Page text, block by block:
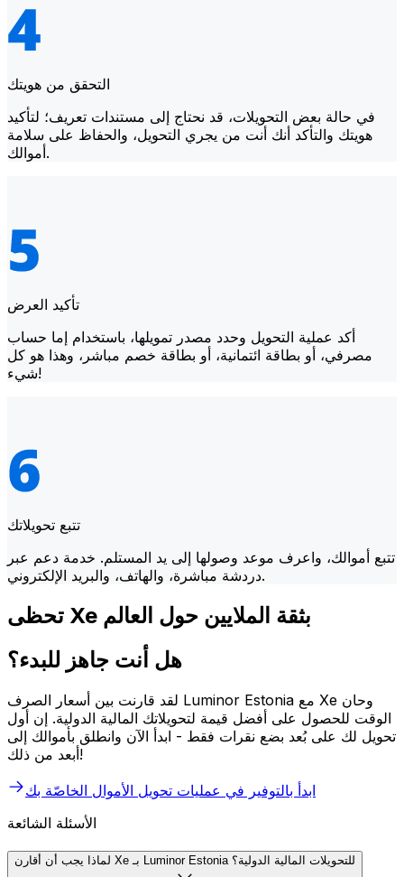
التحقق من هويتك
في حالة بعض التحويلات، قد نحتاج إلى مستندات تعريف؛ لتأكيد
هويتك والتأكد أنك أنت من يجري التحويل، والحفاظ على سلامة
أموالك.
تأكيد العرض
أكد عملية التحويل وحدد مصدر تمويلها، باستخدام إما حساب
مصرفي، أو بطاقة ائتمانية، أو بطاقة خصم مباشر، وهذا هو كل
شيء!
تتبع تحويلاتك
تتبع أموالك، واعرف موعد وصولها إلى يد المستلم. خدمة دعم عبر
دردشة مباشرة، والهاتف، والبريد الإلكتروني.
تحظى Xe بثقة الملايين حول العالم
هل أنت جاهز للبدء؟
لقد قارنت بين أسعار الصرف Luminor Estonia مع Xe وحان
الوقت للحصول على أفضل قيمة لتحويلاتك المالية الدولية. إن أول
تحويل لك على بُعد بضع نقرات فقط - ابدأ الآن وانطلق بأموالك إلى
أبعد من ذلك!
ابدأ بالتوفير في عمليات تحويل الأموال الخاصّة بك
الأسئلة الشائعة
لماذا يجب أن أقارن Xe بـ Luminor Estonia للتحويلات المالية الدولية؟